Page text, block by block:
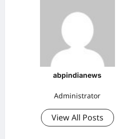
abpindianews
Administrator
View All Posts